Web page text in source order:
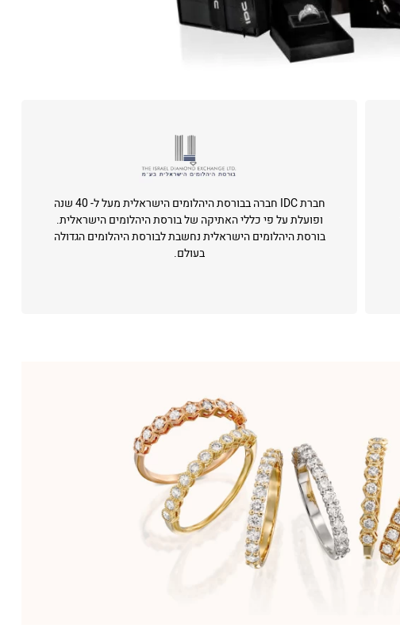
חברת IDC חברה בבורסת היהלומים הישראלית מעל ל- 40 שנה
ופועלת על פי כללי האתיקה של בורסת היהלומים הישראלית.
בורסת היהלומים הישראלית נחשבת לבורסת היהלומים הגדולה
בעולם.